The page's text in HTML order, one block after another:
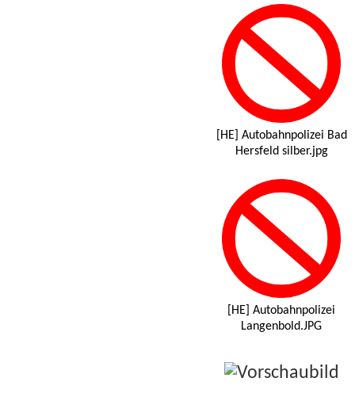
[HE] Autobahnpolizei Bad
Hersfeld silber.jpg
[HE] Autobahnpolizei
Langenbold.JPG